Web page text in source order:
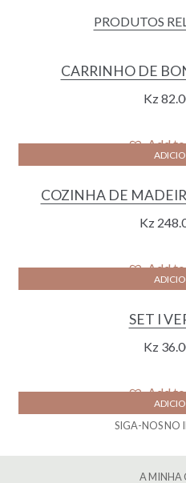
PRODUTOS
CARRINHO DE
Kz
Add
COZINHA DE
Kz
Add
SET I
Kz
Add
SIGA-NOS NO
A MINHA